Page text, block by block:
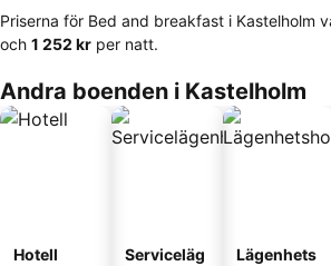
Priserna för Bed and breakfast i Kastelholm
och ‎1 252 kr per natt.
Andra boenden i Kastelholm
Hotell
Serviceläg
Lägenhets